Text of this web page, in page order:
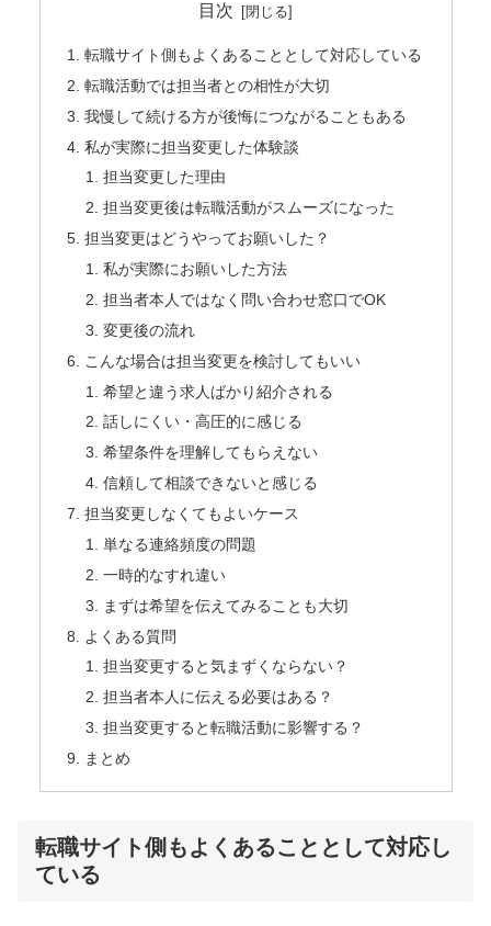
目次
転職サイト側もよくあることとして対応している
転職活動では担当者との相性が大切
我慢して続ける方が後悔につながることもある
私が実際に担当変更した体験談
担当変更した理由
担当変更後は転職活動がスムーズになった
担当変更はどうやってお願いした？
私が実際にお願いした方法
担当者本人ではなく問い合わせ窓口でOK
変更後の流れ
こんな場合は担当変更を検討してもいい
希望と違う求人ばかり紹介される
話しにくい・高圧的に感じる
希望条件を理解してもらえない
信頼して相談できないと感じる
担当変更しなくてもよいケース
単なる連絡頻度の問題
一時的なすれ違い
まずは希望を伝えてみることも大切
よくある質問
担当変更すると気まずくならない？
担当者本人に伝える必要はある？
担当変更すると転職活動に影響する？
まとめ
転職サイト側もよくあることとして対応し
ている